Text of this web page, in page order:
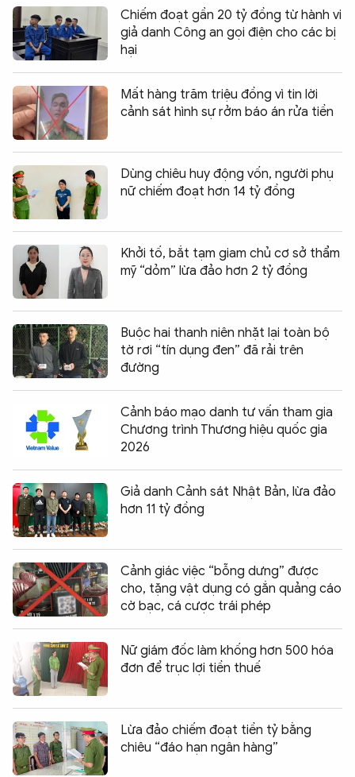
Chiếm đoạt gần 20 tỷ đồng từ hành vi
giả danh Công an gọi điện cho các bị
hại
Mất hàng trăm triệu đồng vì tin lời
cảnh sát hình sự rởm báo án rửa tiền
Dùng chiêu huy động vốn, người phụ
nữ chiếm đoạt hơn 14 tỷ đồng
Khởi tố, bắt tạm giam chủ cơ sở thẩm
mỹ “dỏm” lừa đảo hơn 2 tỷ đồng
Buộc hai thanh niên nhặt lại toàn bộ
tờ rơi “tín dụng đen” đã rải trên
đường
Cảnh báo mạo danh tư vấn tham gia
Chương trình Thương hiệu quốc gia
2026
Giả danh Cảnh sát Nhật Bản, lừa đảo
hơn 11 tỷ đồng
Cảnh giác việc “bỗng dưng” được
cho, tặng vật dụng có gắn quảng cáo
cờ bạc, cá cược trái phép
Nữ giám đốc làm khống hơn 500 hóa
đơn để trục lợi tiền thuế
Lừa đảo chiếm đoạt tiền tỷ bằng
chiêu “đáo hạn ngân hàng”